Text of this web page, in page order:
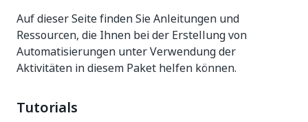
Auf dieser Seite finden Sie Anleitungen und
Ressourcen, die Ihnen bei der Erstellung von
Automatisierungen unter Verwendung der
Aktivitäten in diesem Paket helfen können.
Tutorials